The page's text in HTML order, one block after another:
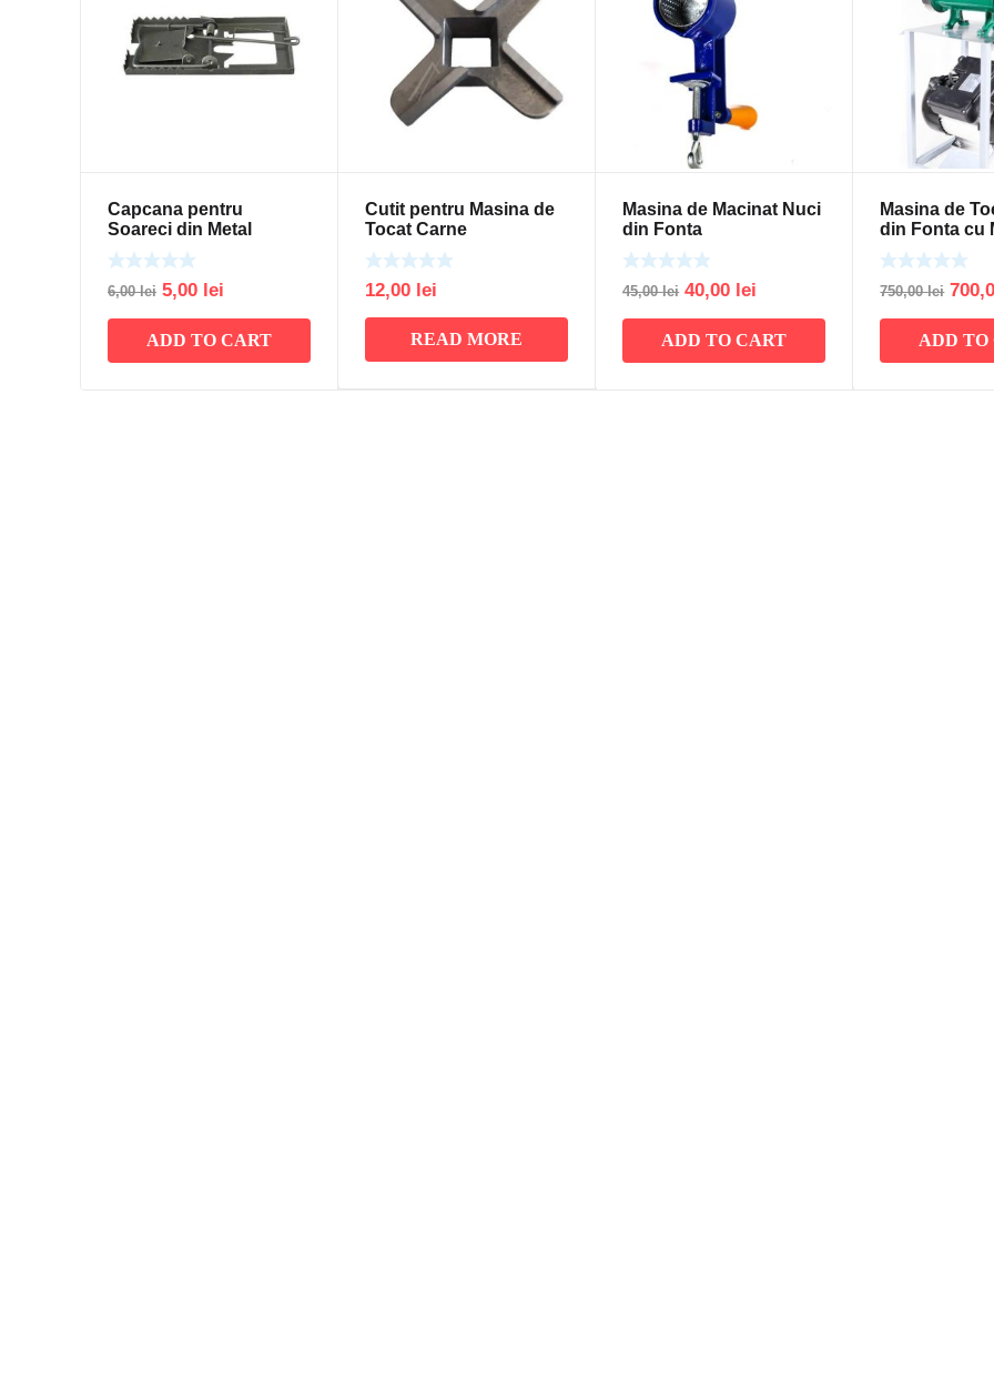
Capcana pentru
Soareci din Metal
6,00lei Original
price
was:
6,00 lei.
5,00 lei
price
is:
5,00 lei.
ADD TO CART
Cutit pentru Masina de
Tocat Carne
12,00 lei
READ MORE
Masina de Macinat Nuci
din Fonta
45,00lei Original
price
was:
45,00 lei.
40,00 lei
price
is:
40,00 lei.
ADD TO CART
Masina de
din Fonta cu
Electric
750,00lei
price
was:
ADD TO